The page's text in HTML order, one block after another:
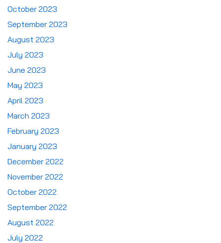
October 2023
September 2023
August 2023
July 2023
June 2023
May 2023
April 2023
March 2023
February 2023
January 2023
December 2022
November 2022
October 2022
September 2022
August 2022
July 2022